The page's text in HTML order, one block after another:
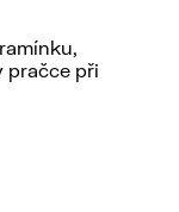
pračce při